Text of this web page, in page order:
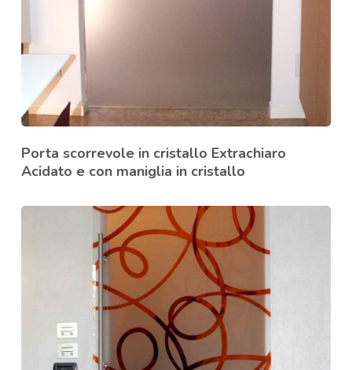
Porta scorrevole in cristallo Extrachiaro
Acidato e con maniglia in cristallo